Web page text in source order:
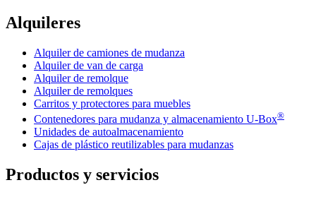
Alquileres
Alquiler de camiones de mudanza
Alquiler de van de carga
Alquiler de remolque
Alquiler de remolques
Carritos y protectores para muebles
Contenedores para mudanza y almacenamiento U-Box®
Unidades de autoalmacenamiento
Cajas de plástico reutilizables para mudanzas
Productos y servicios